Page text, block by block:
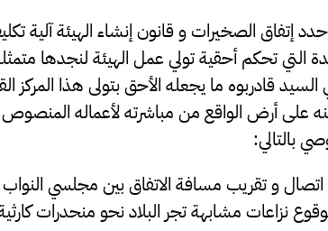
إتفاق الصخيرات و قانون إنشاء الهيئة آلية
التي تحكم أحقية تولي عمل الهيئة لنجدها
قادربوه ما يجعله الأحق بتولى هذا المركز
على أرض الواقع من مباشرته لأعماله
بالتالي:
و تقريب مسافة الاتفاق بين مجلسي
نزاعات مشابهة تجر البلاد نحو منحدرات